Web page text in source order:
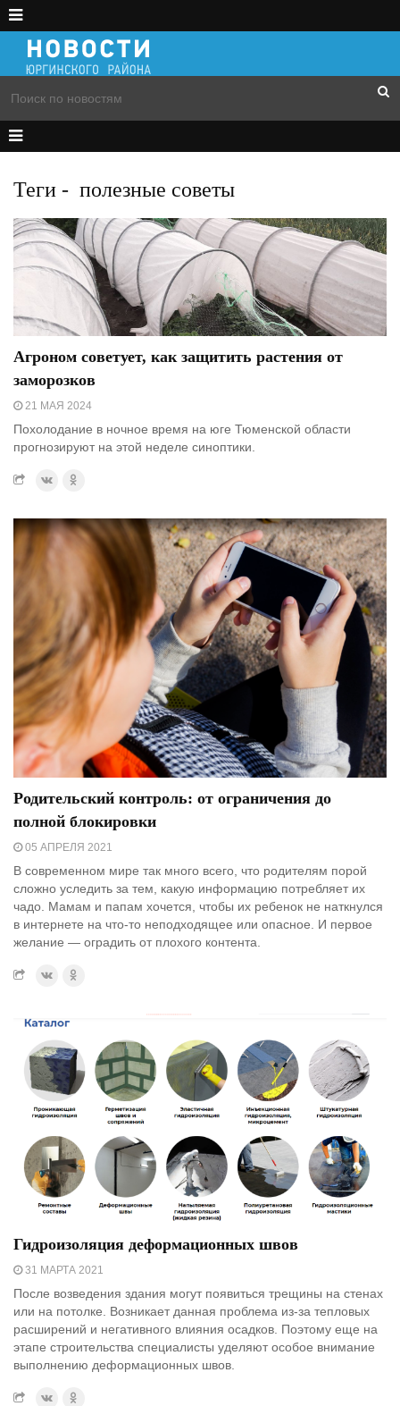
Теги - полезные советы
Агроном советует, как защитить растения от
заморозков
21 МАЯ 2024
Похолодание в ночное время на юге Тюменской области
прогнозируют на этой неделе синоптики.
Родительский контроль: от ограничения до
полной блокировки
05 АПРЕЛЯ 2021
В современном мире так много всего, что родителям порой
сложно уследить за тем, какую информацию потребляет их
чадо. Мамам и папам хочется, чтобы их ребенок не наткнулся
в интернете на что-то неподходящее или опасное. И первое
желание — оградить от плохого контента.
Гидроизоляция деформационных швов
31 МАРТА 2021
После возведения здания могут появиться трещины на стенах
или на потолке. Возникает данная проблема из-за тепловых
расширений и негативного влияния осадков. Поэтому еще на
этапе строительства специалисты уделяют особое внимание
выполнению деформационных швов.